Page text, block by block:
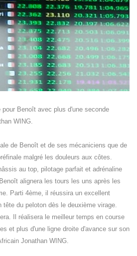
pour Benoît avec plus d'une seconde
WING.
de Benoît et de ses mécaniciens que de
malgré les douleurs aux côtes.
au top, pilotage parfait et adrénaline
alignera les tours les uns après les
Parti 4ème, il réussira un excellent
du peloton dès le deuxième virage.
Il réalisera le meilleur temps en course
et plus d'une ligne droite d'avance sur son
Jonathan WING.